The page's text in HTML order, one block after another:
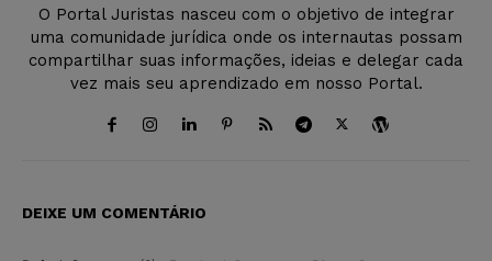
O Portal Juristas nasceu com o objetivo de integrar
uma comunidade jurídica onde os internautas possam
compartilhar suas informações, ideias e delegar cada
vez mais seu aprendizado em nosso Portal.
DEIXE UM COMENTÁRIO